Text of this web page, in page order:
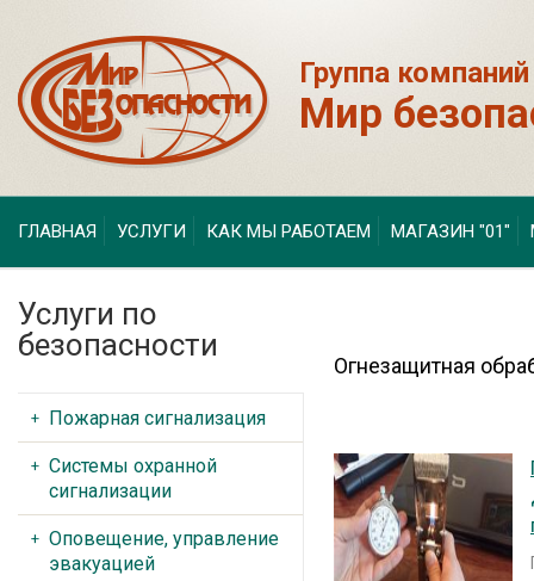
Группа компаний
Мир
ГЛАВНАЯ УСЛУГИ КАК МЫ РАБОТАЕМ МАГАЗИН "01"
Огнезащитная
Услуги по
безопасности
Пожарная сигнализация
Системы охранной
сигнализации
Оповещение, управление
эвакуацией